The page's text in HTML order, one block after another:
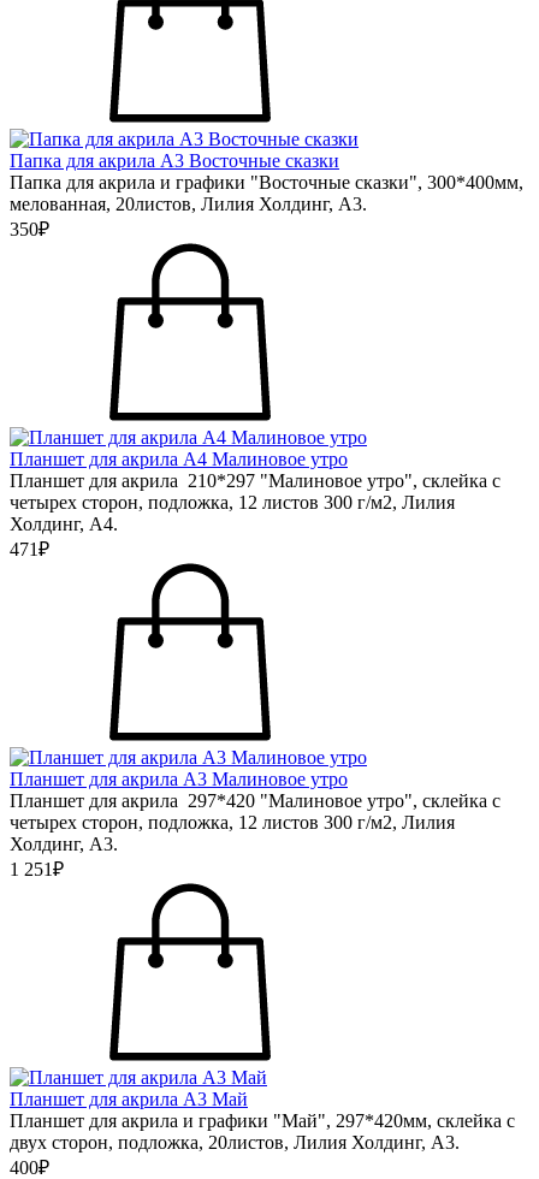
Папка для акрила А3 Восточные сказки
Папка для акрила и графики "Восточные сказки", 300*400мм,
мелованная, 20листов, Лилия Холдинг, А3.
350₽
Планшет для акрила А4 Малиновое утро
Планшет для акрила 210*297 "Малиновое утро", склейка с
четырех сторон, подложка, 12 листов 300 г/м2, Лилия
Холдинг, А4.
471₽
Планшет для акрила А3 Малиновое утро
Планшет для акрила 297*420 "Малиновое утро", склейка с
четырех сторон, подложка, 12 листов 300 г/м2, Лилия
Холдинг, А3.
1 251₽
Планшет для акрила А3 Май
Планшет для акрила и графики "Май", 297*420мм, склейка с
двух сторон, подложка, 20листов, Лилия Холдинг, А3.
400₽